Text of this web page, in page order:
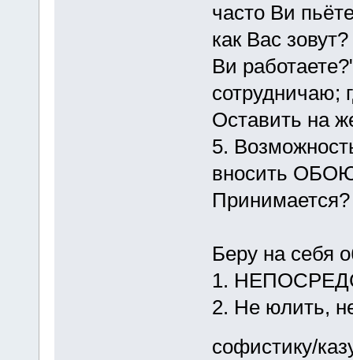
часто Ви
как Вас
Ви
сотрудничаю;
Оставить на
5.
вносить
Принимается?
Беру на себя
1.
2. Не юлить,
софистику/